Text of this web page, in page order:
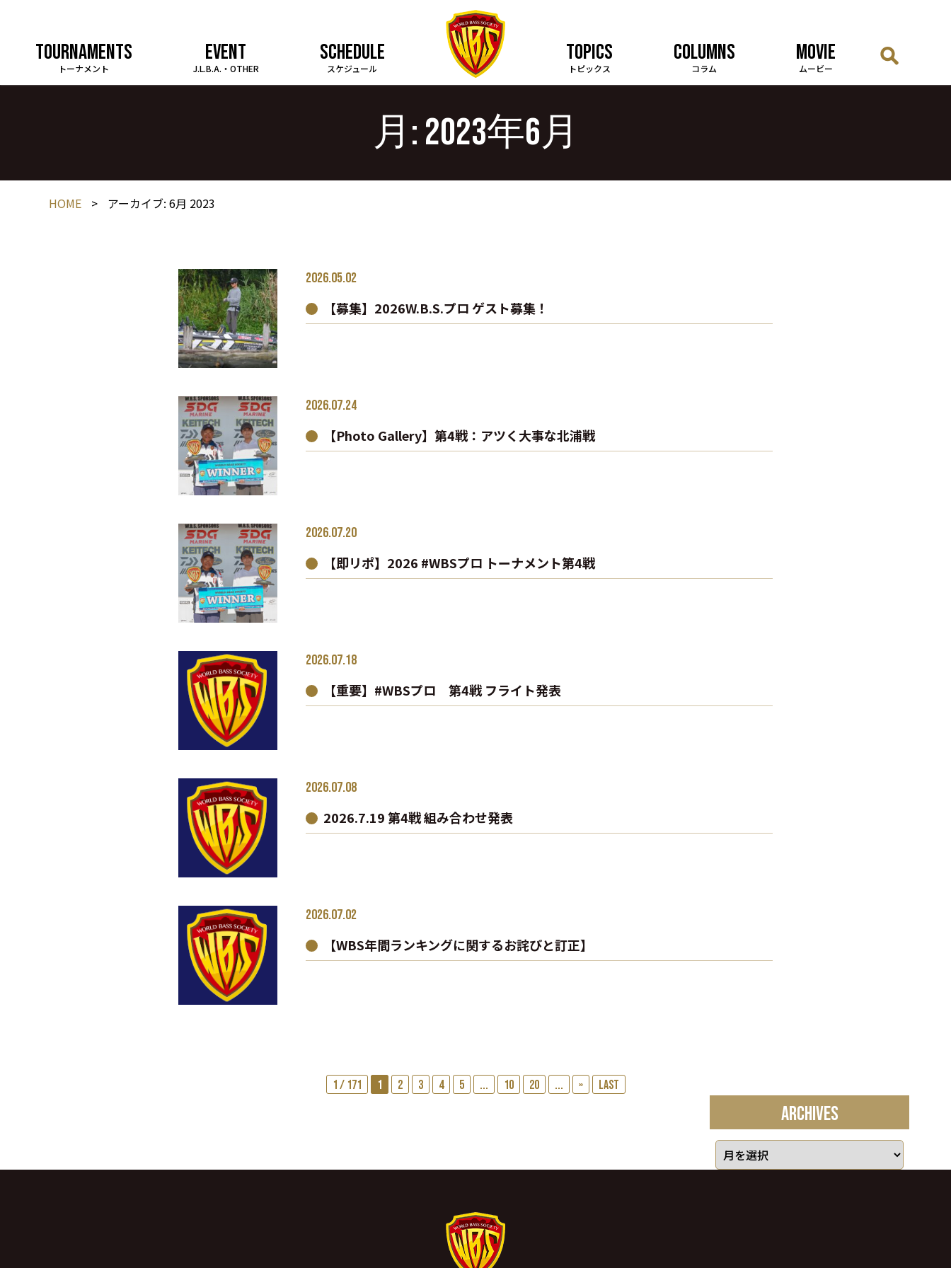
TOURNAMENTS
トーナメント
EVENT
J.L.B.A.・OTHER
SCHEDULE
スケジュール
TOPICS
トピックス
COLUMNS
コラム
MOVIE
ムービー
月: 2023年6月
HOME > アーカイブ: 6月 2023
2026.05.02
【募集】2026W.B.S.プロ ゲスト募集！
2026.07.24
【Photo Gallery】第4戦：アツく大事な北浦戦
2026.07.20
【即リポ】2026 #WBSプロ トーナメント第4戦
2026.07.18
【重要】#WBSプロ 第4戦 フライト発表
2026.07.08
2026.7.19 第4戦 組み合わせ発表
2026.07.02
【WBS年間ランキングに関するお詫びと訂正】
1 / 171 1 2 3 4 5 ... 10 20 ... » Last
ARCHIVES